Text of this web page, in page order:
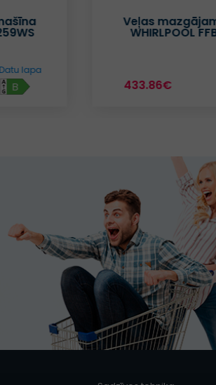
B
lapa
Veļas
WHIRLPOOL
433.86€